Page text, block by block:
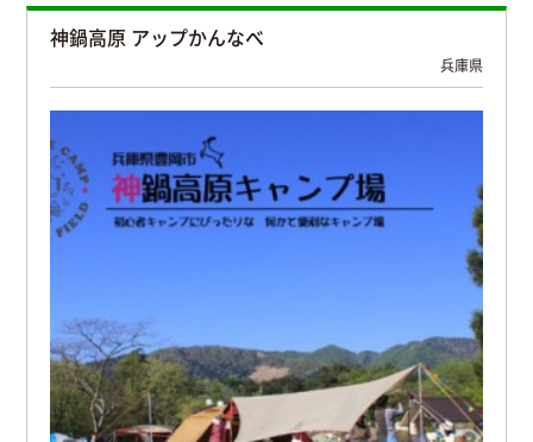
神鍋高原 アップかんなべ
兵庫県